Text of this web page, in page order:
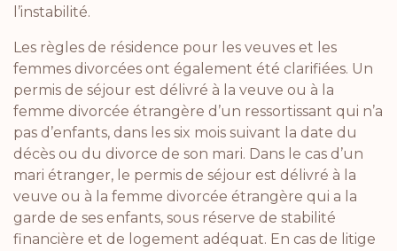
l’instabilité.
Les règles de résidence pour les veuves et les
femmes divorcées ont également été clarifiées. Un
permis de séjour est délivré à la veuve ou à la
femme divorcée étrangère d’un ressortissant qui n’a
pas d’enfants, dans les six mois suivant la date du
décès ou du divorce de son mari. Dans le cas d’un
mari étranger, le permis de séjour est délivré à la
veuve ou à la femme divorcée étrangère qui a la
garde de ses enfants, sous réserve de stabilité
financière et de logement adéquat. En cas de litige